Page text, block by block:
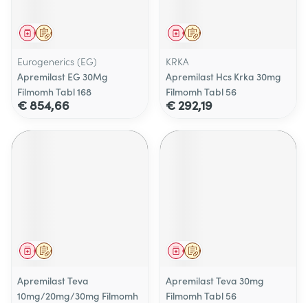
Op voorschrift
Geneesmiddel
Eurogenerics (EG)
Apremilast EG 30Mg
Filmomh Tabl 168
€ 854,66
Op voorschrift
Geneesmiddel
KRKA
Apremilast Hcs Krka 30mg
Filmomh Tabl 56
€ 292,19
Op voorschrift
Geneesmiddel
Apremilast Teva
10mg/20mg/30mg Filmomh
Op voorschrift
Geneesmiddel
Apremilast Teva 30mg
Filmomh Tabl 56